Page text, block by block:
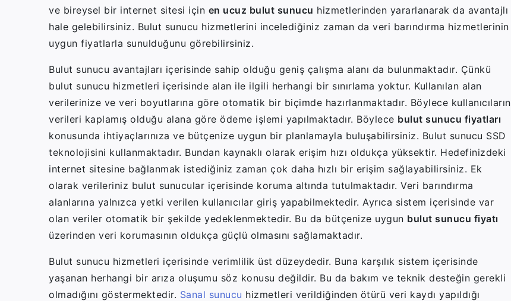
ve bireysel bir internet sitesi için en ucuz bulut sunucu hizmetlerinden yararlanarak da avantajlı
hale gelebilirsiniz. Bulut sunucu hizmetlerini incelediğiniz zaman da veri barındırma hizmetlerinin
uygun fiyatlarla sunulduğunu görebilirsiniz.
Bulut sunucu avantajları içerisinde sahip olduğu geniş çalışma alanı da bulunmaktadır. Çünkü
bulut sunucu hizmetleri içerisinde alan ile ilgili herhangi bir sınırlama yoktur. Kullanılan alan
verilerinize ve veri boyutlarına göre otomatik bir biçimde hazırlanmaktadır. Böylece kullanıcıların
verileri kaplamış olduğu alana göre ödeme işlemi yapılmaktadır. Böylece bulut sunucu fiyatları
konusunda ihtiyaçlarınıza ve bütçenize uygun bir planlamayla buluşabilirsiniz. Bulut sunucu SSD
teknolojisini kullanmaktadır. Bundan kaynaklı olarak erişim hızı oldukça yüksektir. Hedefinizdeki
internet sitesine bağlanmak istediğiniz zaman çok daha hızlı bir erişim sağlayabilirsiniz. Ek
olarak verileriniz bulut sunucular içerisinde koruma altında tutulmaktadır. Veri barındırma
alanlarına yalnızca yetki verilen kullanıcılar giriş yapabilmektedir. Ayrıca sistem içerisinde var
olan veriler otomatik bir şekilde yedeklenmektedir. Bu da bütçenize uygun bulut sunucu fiyatı
üzerinden veri korumasının oldukça güçlü olmasını sağlamaktadır.
Bulut sunucu hizmetleri içerisinde verimlilik üst düzeydedir. Buna karşılık sistem içerisinde
yaşanan herhangi bir arıza oluşumu söz konusu değildir. Bu da bakım ve teknik desteğin gerekli
olmadığını göstermektedir. Sanal sunucu hizmetleri verildiğinden ötürü veri kaydı yapıldığı